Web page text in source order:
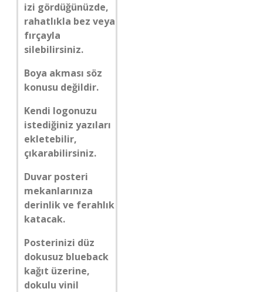
izi gördüğünüzde,
rahatlıkla bez veya
fırçayla
silebilirsiniz.
Boya akması söz
konusu değildir.
Kendi logonuzu
istediğiniz yazıları
ekletebilir,
çıkarabilirsiniz.
Duvar posteri
mekanlarınıza
derinlik ve ferahlık
katacak.
Posterinizi düz
dokusuz blueback
kağıt üzerine,
dokulu vinil